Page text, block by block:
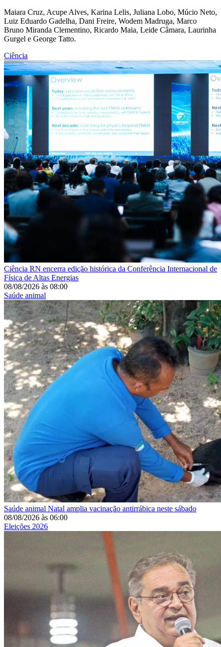
Maiara Cruz, Acupe Alves, Karina Lelis, Juliana Lobo, Múcio Neto,
Luiz Eduardo Gadelha, Dani Freire, Wodem Madruga, Marco
Bruno Miranda Clementino, Ricardo Maia, Leide Câmara, Laurinha
Gurgel e George Tatto.
Ciência
Ciência RN encerra edição histórica da Conferência Internacional de
Física de Altas Energias
08/08/2026 às 08:00
Saúde animal
Saúde animal Natal amplia vacinação antirrábica neste sábado
08/08/2026 às 06:00
Eleições 2026